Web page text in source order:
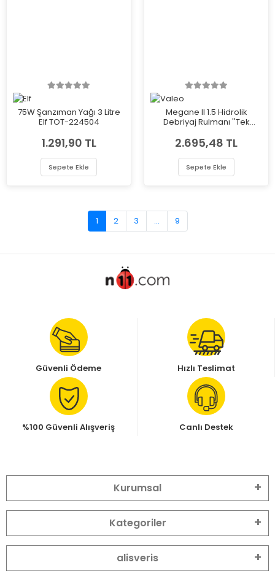
75W Şanzıman Yağı 3 Litre
Elf TOT-224504
1.291,90 TL
Sepete Ekle
Megane II 1.5 Hidrolik
Debriyaj Rulmanı ''Tek
804527
2.695,48 TL
Sepete Ekle
1 2 3 ... 9
Güvenli Ödeme Hızlı Teslimat
%100 Güvenli Alışveriş Canlı Destek
Kurumsal
Kategoriler
alisveris